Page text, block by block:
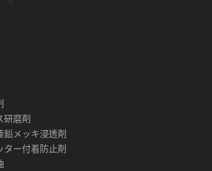
研磨剤
鉛メッキ浸透剤
ター付着防止剤